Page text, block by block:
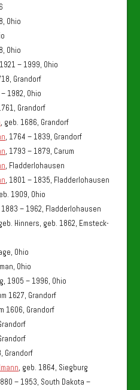
Ohio
Ohio
– 1999, Ohio
Grandorf
1982, Ohio
Grandorf
, geb. 1686, Grandorf
, 1764 – 1839, Grandorf
, 1793 – 1879, Carum
, Fladderlohausen
, 1801 – 1835, Fladderlohausen
1909, Ohio
1883 – 1962, Fladderlohausen
Hinners, geb. 1862, Emsteck-
Ohio
Ohio
1905 – 1996, Ohio
1627, Grandorf
1606, Grandorf
Grandorf
, geb. 1864, Siegburg
– 1953, South Dakota –